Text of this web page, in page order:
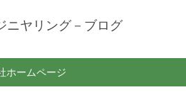
ニヤリング－ブログ
ホームページ